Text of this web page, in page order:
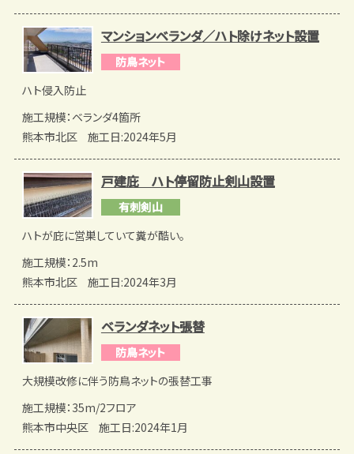
マンションベランダ／ハト除けネット設置
防鳥ネット
ハト侵入防止
施工規模：ベランダ4箇所
熊本市北区
施工日:2024年5月
戸建庇 ハト停留防止剣山設置
有刺剣山
ハトが庇に営巣していて糞が酷い。
施工規模：2.5m
熊本市北区
施工日:2024年3月
ベランダネット張替
防鳥ネット
大規模改修に伴う防鳥ネットの張替工事
施工規模：35m/2フロア
熊本市中央区
施工日:2024年1月